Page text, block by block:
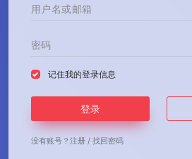
记住我的登录信息
登录
没有账号？ 注册 / 找回密码